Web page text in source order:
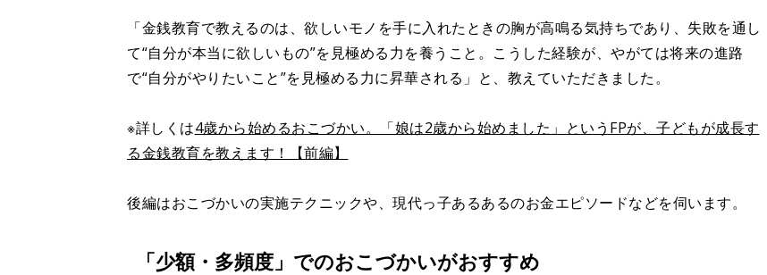
「金銭教育で教えるのは、欲しいモノを手に入れたときの胸が高鳴る気持ちであり、失敗を通し
て“自分が本当に欲しいもの”を見極める力を養うこと。こうした経験が、やがては将来の進路
で“自分がやりたいこと”を見極める力に昇華される」と、教えていただきました。
※詳しくは4歳から始めるおこづかい。「娘は2歳から始めました」というFPが、子どもが成長す
る金銭教育を教えます！【前編】
後編はおこづかいの実施テクニックや、現代っ子あるあるのお金エピソードなどを伺います。
「少額・多頻度」でのおこづかいがおすすめ